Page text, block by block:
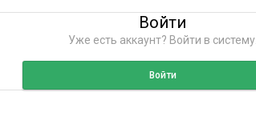
Войти
Уже есть аккаунт? Войти в систему.
Войти